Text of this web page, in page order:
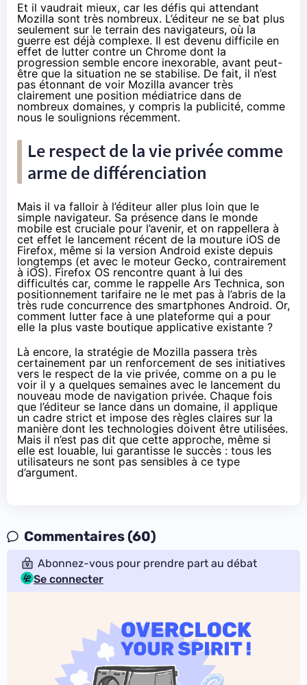
Et il vaudrait mieux, car les défis qui attendant
Mozilla sont très nombreux. L’éditeur ne se bat plus
seulement sur le terrain des navigateurs, où la
guerre est déjà complexe. Il est devenu difficile en
effet de lutter contre un Chrome dont la
progression semble encore inexorable, avant peut-
être que la situation ne se stabilise. De fait, il n’est
pas étonnant de voir Mozilla avancer très
clairement une position médiatrice dans de
nombreux domaines, y compris la publicité, comme
nous le soulignions récemment.
Le respect de la vie privée comme
arme de différenciation
Mais il va falloir à l’éditeur aller plus loin que le
simple navigateur. Sa présence dans le monde
mobile est cruciale pour l’avenir, et on rappellera à
cet effet le lancement récent de la mouture iOS de
Firefox, même si la version Android existe depuis
longtemps (et avec le moteur Gecko, contrairement
à iOS). Firefox OS rencontre quant à lui des
difficultés car, comme le rappelle Ars Technica, son
positionnement tarifaire ne le met pas à l’abris de la
très rude concurrence des smartphones Android. Or,
comment lutter face à une plateforme qui a pour
elle la plus vaste boutique applicative existante ?
Là encore, la stratégie de Mozilla passera très
certainement par un renforcement de ses initiatives
vers le respect de la vie privée, comme on a pu le
voir il y a quelques semaines avec le lancement du
nouveau mode de navigation privée. Chaque fois
que l’éditeur se lance dans un domaine, il applique
un cadre strict et impose des règles claires sur la
manière dont les technologies doivent être utilisées.
Mais il n’est pas dit que cette approche, même si
elle est louable, lui garantisse le succès : tous les
utilisateurs ne sont pas sensibles à ce type
d’argument.
Commentaires (60)
Abonnez-vous pour prendre part au débat
Se connecter